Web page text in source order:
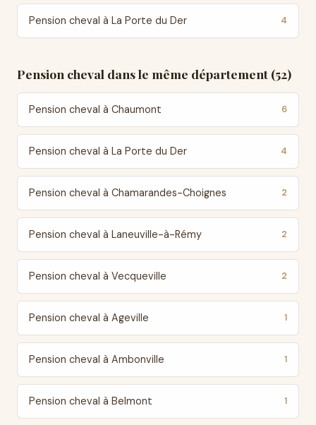
Pension cheval à La Porte du Der 4
Pension cheval dans le même département (52)
Pension cheval à Chaumont 6
Pension cheval à La Porte du Der 4
Pension cheval à Chamarandes-Choignes 2
Pension cheval à Laneuville-à-Rémy 2
Pension cheval à Vecqueville 2
Pension cheval à Ageville 1
Pension cheval à Ambonville 1
Pension cheval à Belmont 1